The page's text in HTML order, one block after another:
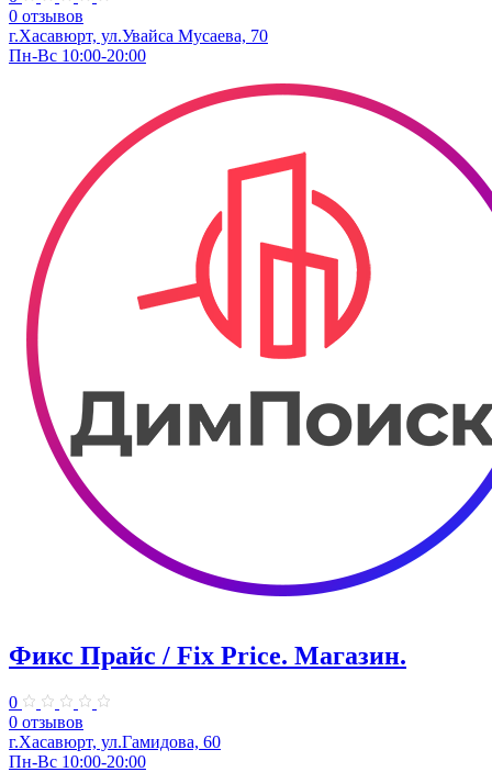
0 отзывов
г.Хасавюрт, ул.Увайса Мусаева, 70
Пн-Вс 10:00-20:00
Фикс Прайс / Fix Price. ​Магазин.
0
0 отзывов
г.Хасавюрт, ул.Гамидова, 60
Пн-Вс 10:00-20:00